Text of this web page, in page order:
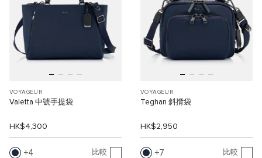
VOYAGEUR
Valetta 中號手提袋
HK$4,300
4 比較
VOYAGEUR
Teghan 斜揹袋
HK$2,950
7 比較